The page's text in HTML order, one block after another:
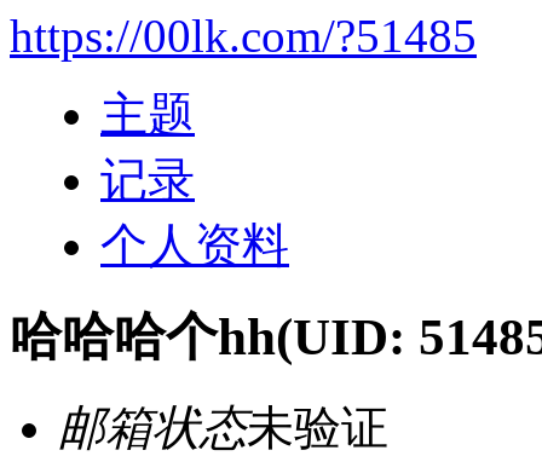
https://00lk.com/?51485
主题
记录
个人资料
哈哈哈个hh(UID:
邮箱状态未验证